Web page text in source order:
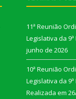
11ª Reunião
Legislativa da
junho de 2026
10ª Reunião
Legislativa da
Realizada em